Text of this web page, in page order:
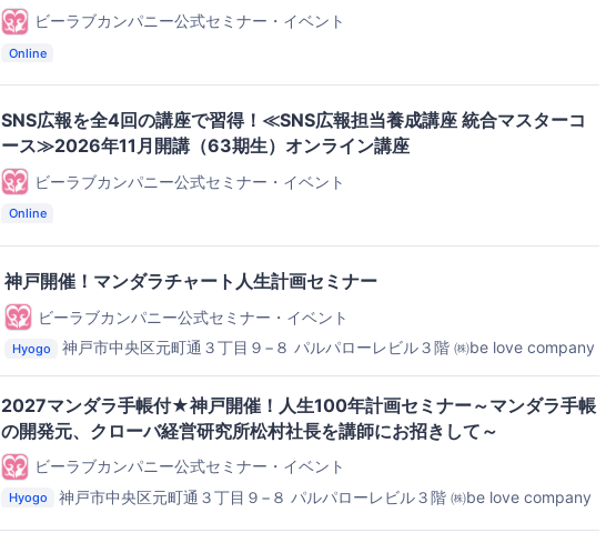
ビーラブカンパニー公式セミナー・イベント
Online
SNS広報を全4回の講座で習得！≪SNS広報担当養成講座 統合マスターコ
ース≫2026年11月開講（63期生）オンライン講座
ビーラブカンパニー公式セミナー・イベント
Online
神戸開催！マンダラチャート人生計画セミナー
ビーラブカンパニー公式セミナー・イベント
Hyogo 神戸市中央区元町通３丁目９−８ パルパローレビル３階 ㈱be love company
2027マンダラ手帳付★神戸開催！人生100年計画セミナー～マンダラ手帳
の開発元、クローバ経営研究所松村社長を講師にお招きして～
ビーラブカンパニー公式セミナー・イベント
Hyogo 神戸市中央区元町通３丁目９−８ パルパローレビル３階 ㈱be love company